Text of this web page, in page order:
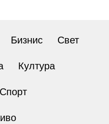
Бизнис Свет
Култура
Спорт